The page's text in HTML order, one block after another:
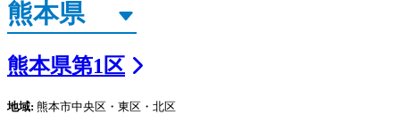
熊本県第1区
地域: 熊本市中央区・東区・北区